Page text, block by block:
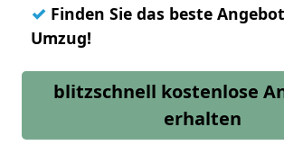
✓ Finden Sie das beste
Umzug!
blitzschnell kostenlose
erhalten